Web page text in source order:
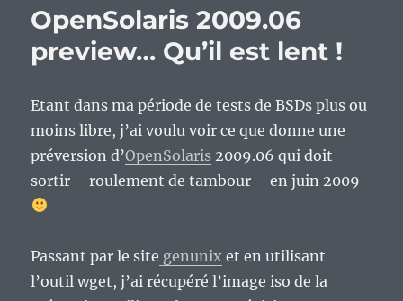
OpenSolaris 2009.06
preview… Qu’il est lent !
Etant dans ma période de tests de BSDs plus ou
moins libre, j’ai voulu voir ce que donne une
préversion d’OpenSolaris 2009.06 qui doit
sortir – roulement de tambour – en juin 2009
Passant par le site genunix et en utilisant
l’outil wget, j’ai récupéré l’image iso de la